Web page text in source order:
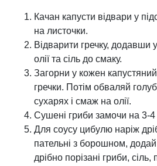
Качан капусти відвари у
на листочки.
Відварити гречку, додавши
олії та сіль до смаку.
Загорни у кожен
гречки. Потім обваляй
сухарях і смаж на олії.
Сушені гриби замочи на 3-4
Для соусу цибулю наріж
пательні з борошном,
дрібно порізані гриби,